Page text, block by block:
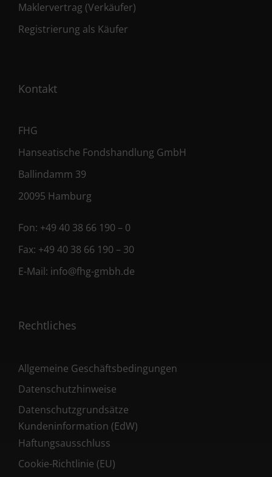
Maklervertrag (Verkäufer)
Registrierung als Käufer
Kontakt
FHG
Hanseatische Fondshandlung GmbH
Ballindamm 39
20095 Hamburg
Fon: +49 40 38 66 190 – 0
Fax: +49 40 38 66 190 – 30
E-Mail: info@fhg-gmbh.de
Rechtliches
Allgemeine Geschäftsbedingungen
Datenschutzhinweise
Datenschutzgrundsätze
Kundeninformation (EdW)
Haftungsausschluss
Cookie-Richtlinie (EU)